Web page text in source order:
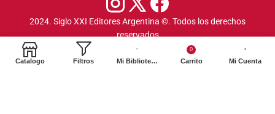
2024. Siglo XXI Editores Argentina ©️. Todos los derechos
reservados
Catalogo Filtros Mi Biblioteca
0
Carrito Mi Cuenta